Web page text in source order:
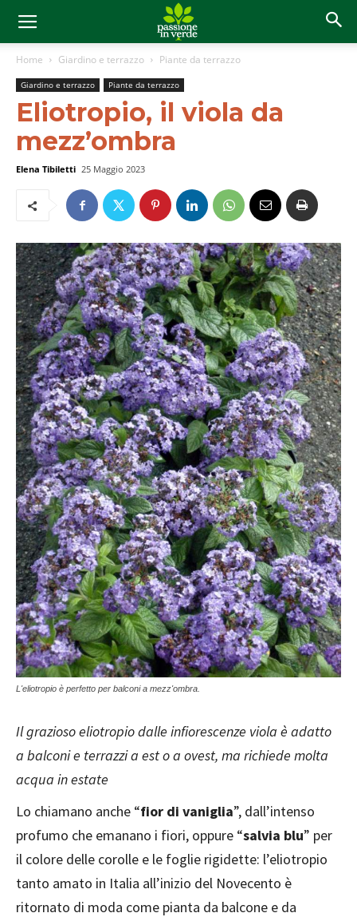
Home Giardino e terrazzo Piante da terrazzo
Giardino e terrazzo Piante da terrazzo
Eliotropio, il viola da
mezz’ombra
Elena Tibiletti 25 Maggio 2023
L'eliotropio è perfetto per balconi a mezz'ombra.
Il grazioso eliotropio dalle infiorescenze viola è adatto
a balconi e terrazzi a est o a ovest, ma richiede molta
acqua in estate
Lo chiamano anche “fior di vaniglia”, dall’intenso
profumo che emanano i fiori, oppure “salvia blu” per
il colore delle corolle e le foglie rigidette: l’eliotropio
tanto amato in Italia all’inizio del Novecento è
ritornato di moda come pianta da balcone e da